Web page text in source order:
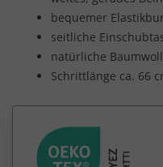
bequemer
seitliche
natürliche
Schrittlänge ca. 66